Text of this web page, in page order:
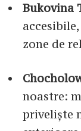
Bukovina
zone de
noastre:
priveliște